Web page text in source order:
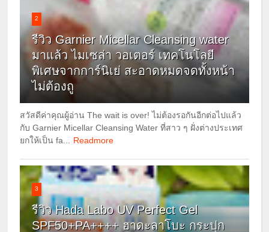
2
รีวิว Garnier Micellar Cleansing water
มาแล้ว ไมเซล่า วอเตอร์ เทคโนโลยี
พิเศษจากการ์นิเย่ สะอาดหมดจดทั้งหน้า
ไม่ต้องถู
สวัสดีค่าคุณผู้อ่าน The wait is over! ไม่ต้องรอกันอีกต่อไปแล้ว
กับ Garnier Micellar Cleansing Water ที่สาว ๆ ฝั่งต่างประเทศ
ยกให้เป็น fa...
Readmore
3
รีวิว Hada Labo UV Perfect Gel
SPF50+PA++++ ฮาดะลาโบะ กระปุก